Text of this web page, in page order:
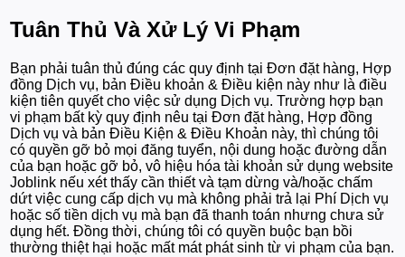
Tuân Thủ Và Xử Lý Vi Phạm
Bạn phải tuân thủ đúng các quy định tại Đơn đặt hàng, Hợp
đồng Dịch vụ, bản Điều khoản & Điều kiện này như là điều
kiện tiên quyết cho việc sử dụng Dịch vụ. Trường hợp bạn
vi phạm bất kỳ quy định nêu tại Đơn đặt hàng, Hợp đồng
Dịch vụ và bản Điều Kiện & Điều Khoản này, thì chúng tôi
có quyền gỡ bỏ mọi đăng tuyển, nội dung hoặc đường dẫn
của bạn hoặc gỡ bỏ, vô hiệu hóa tài khoản sử dụng website
Joblink nếu xét thấy cần thiết và tạm dừng và/hoặc chấm
dứt việc cung cấp dịch vụ mà không phải trả lại Phí Dịch vụ
hoặc số tiền dịch vụ mà bạn đã thanh toán nhưng chưa sử
dụng hết. Đồng thời, chúng tôi có quyền buộc bạn bồi
thường thiệt hại hoặc mất mát phát sinh từ vi phạm của bạn.